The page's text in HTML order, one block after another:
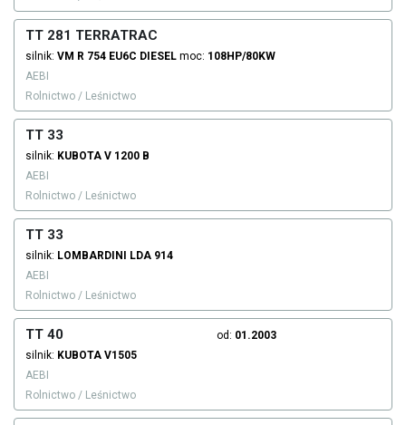
TT 281 TERRATRAC
silnik: VM R 754 EU6C DIESEL moc: 108HP/80KW
AEBI
Rolnictwo / Leśnictwo
TT 33
silnik: KUBOTA V 1200 B
AEBI
Rolnictwo / Leśnictwo
TT 33
silnik: LOMBARDINI
LDA 914
AEBI
Rolnictwo / Leśnictwo
TT 40 od: 01.2003
silnik: KUBOTA V1505
AEBI
Rolnictwo / Leśnictwo